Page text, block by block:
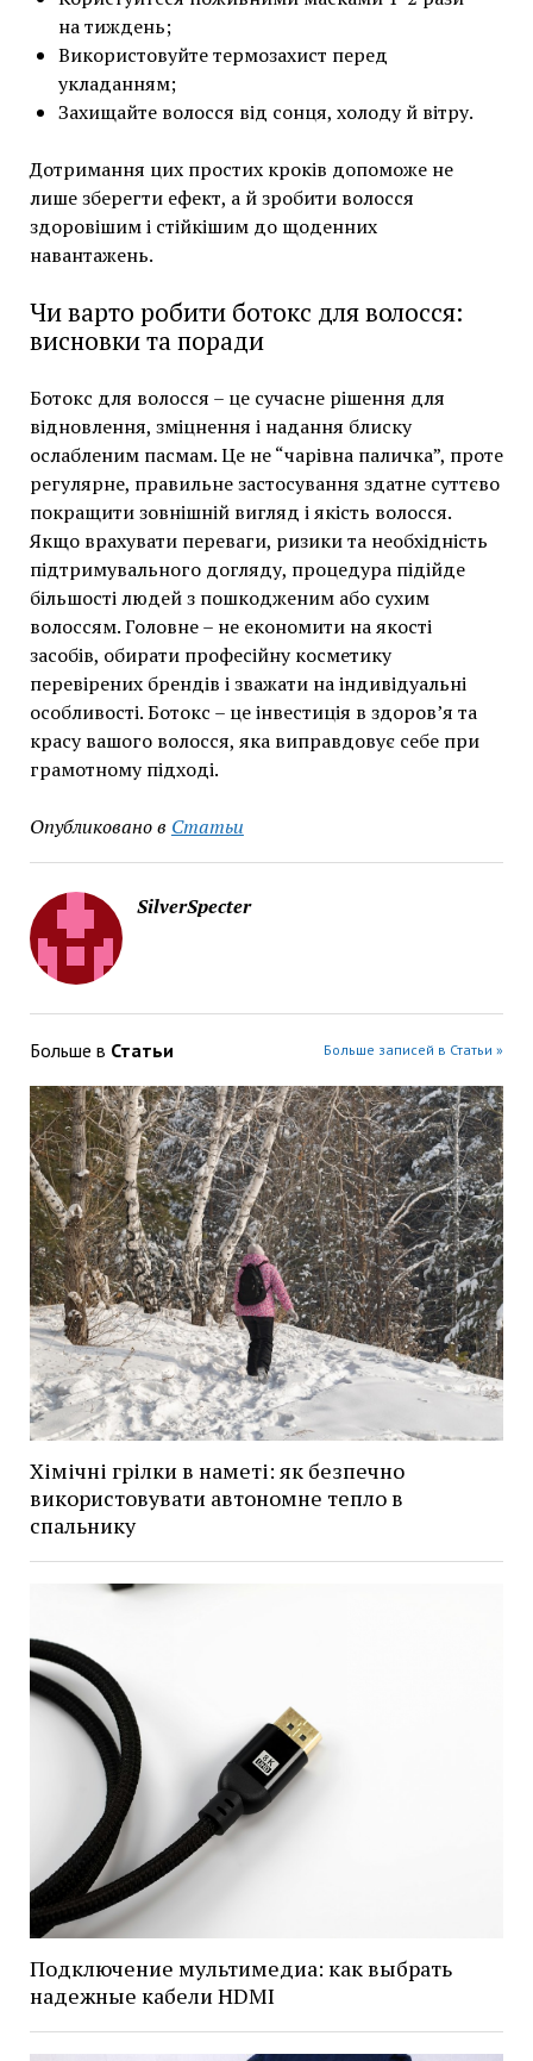
на тиждень;
Використовуйте термозахист перед
укладанням;
Захищайте волосся від сонця, холоду й вітру.
Дотримання цих простих кроків допоможе не
лише зберегти ефект, а й зробити волосся
здоровішим і стійкішим до щоденних
навантажень.
Чи варто робити ботокс для волосся:
висновки та поради
Ботокс для волосся – це сучасне рішення для
відновлення, зміцнення і надання блиску
ослабленим пасмам. Це не “чарівна паличка”, проте
регулярне, правильне застосування здатне суттєво
покращити зовнішній вигляд і якість волосся.
Якщо врахувати переваги, ризики та необхідність
підтримувального догляду, процедура підійде
більшості людей з пошкодженим або сухим
волоссям. Головне – не економити на якості
засобів, обирати професійну косметику
перевірених брендів і зважати на індивідуальні
особливості. Ботокс – це інвестиція в здоров’я та
красу вашого волосся, яка виправдовує себе при
грамотному підході.
Опубликовано в Статьи
SilverSpecter
Больше в Статьи Больше записей в Статьи »
Хімічні грілки в наметі: як безпечно
використовувати автономне тепло в
спальнику
Подключение мультимедиа: как выбрать
надежные кабели HDMI